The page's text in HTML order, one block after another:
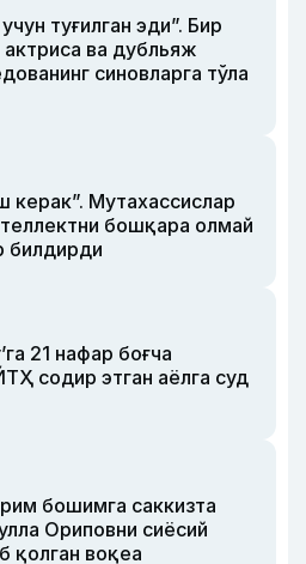
туғилган эди”. Бир
ва дубльяж
синовларга тўла
керак”. Мутахассислар
бошқара олмай
билдирди
21 нафар боғча
содир этган аёлга суд
бошимга саккизта
Ориповни сиёсий
қолган воқеа